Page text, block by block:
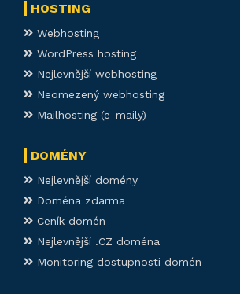
HOSTING
Webhosting
WordPress hosting
Nejlevnější webhosting
Neomezený webhosting
Mailhosting (e-maily)
DOMÉNY
Nejlevnější domény
Doména zdarma
Ceník domén
Nejlevnější .CZ doména
Monitoring dostupnosti domén